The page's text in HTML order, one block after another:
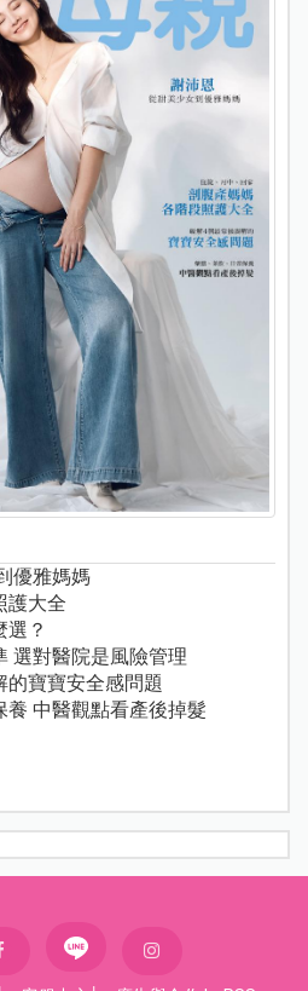
優雅媽媽
護大全
選？
選對醫院是風險管理
的寶寶安全感問題
養 中醫觀點看產後掉髮